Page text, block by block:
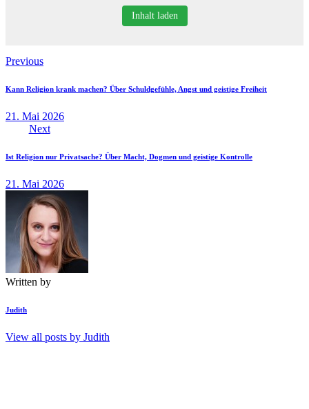
Inhalt laden
Beitragsnavigation
Previous
Kann Religion krank machen? Über Schuldgefühle, Angst und geistige Freiheit
21. Mai 2026
Next
Ist Religion nur Privatsache? Über Macht, Dogmen und geistige Kontrolle
21. Mai 2026
Written by
Judith
View all posts by Judith